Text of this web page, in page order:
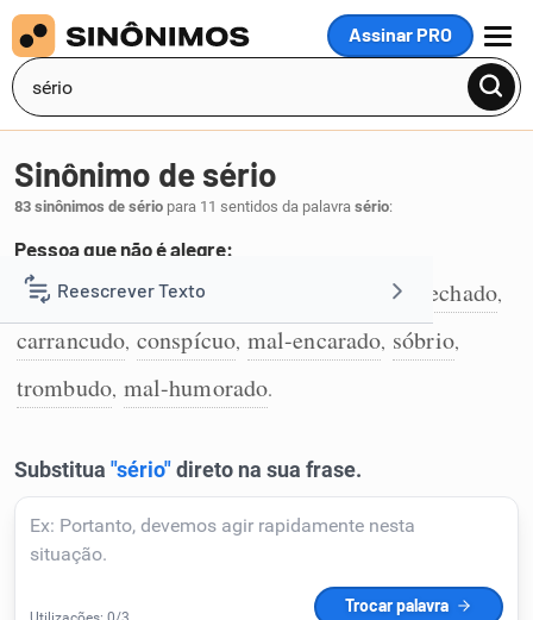
Assinar PRO
MENU
Reescrever Texto
Resumir Texto
Detector de IA
Humanizador de IA
Sinônimo de sério
83 sinônimos de sério para 11 sentidos da palavra sério:
Pessoa que não é alegre:
1 sisudo,circunspecto severo fechado,
carrancudo, conspícuo, mal-encarado, sóbrio,
trombudo, mal-humorado.